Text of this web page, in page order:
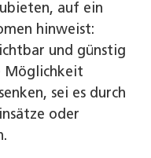
auf ein
hinweist:
und günstig
Möglichkeit
sei es durch
oder